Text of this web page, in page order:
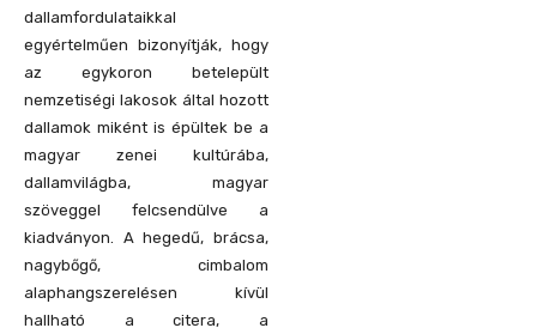
dallamfordulataikkal
egyértelműen bizonyítják, hogy
az egykoron betelepült
nemzetiségi lakosok által hozott
dallamok miként is épültek be a
magyar zenei kultúrába,
dallamvilágba, magyar
szöveggel felcsendülve a
kiadványon. A hegedű, brácsa,
nagybőgő, cimbalom
alaphangszerelésen kívül
hallható a citera, a